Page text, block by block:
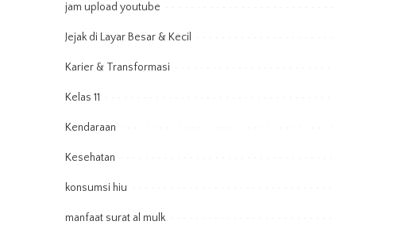
jam upload youtube
Jejak di Layar Besar & Kecil
Karier & Transformasi
Kelas 11
Kendaraan
Kesehatan
konsumsi hiu
manfaat surat al mulk